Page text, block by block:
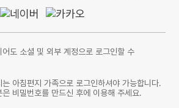
어도 소셜 및 외부 계정으로 로그인할 수
아침편지 가족으로 로그인하셔야 가능합니다.
비밀번호를 만드신 후에 이용해 주세요.